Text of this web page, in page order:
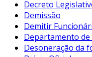
Decreto
Demissão
Demitir
Departamento de
Desoneração da